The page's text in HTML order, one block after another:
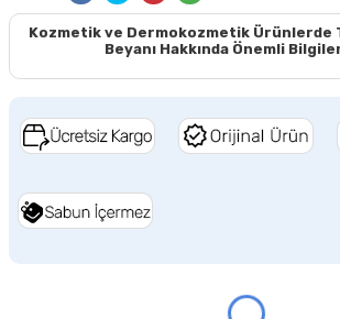
Kozmetik ve Dermokozmetik Ürünlerde
Beyanı Hakkında Önemli